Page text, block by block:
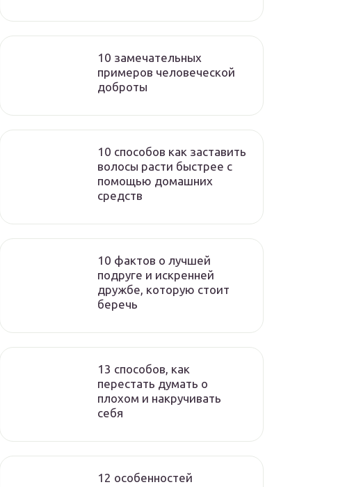
10 замечательных
примеров человеческой
доброты
10 способов как заставить
волосы расти быстрее с
помощью домашних
средств
10 фактов о лучшей
подруге и искренней
дружбе, которую стоит
беречь
13 способов, как
перестать думать о
плохом и накручивать
себя
12 особенностей